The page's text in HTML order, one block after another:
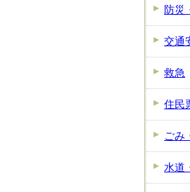
防災
交通
救急
住民
ごみ
水道